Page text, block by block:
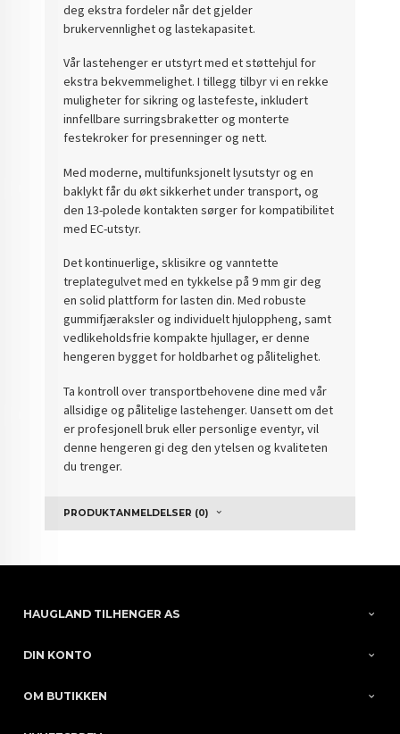
deg ekstra fordeler når det gjelder
brukervennlighet og lastekapasitet.
Vår lastehenger er utstyrt med et støttehjul for
ekstra bekvemmelighet. I tillegg tilbyr vi en rekke
muligheter for sikring og lastefeste, inkludert
innfellbare surringsbraketter og monterte
festekroker for presenninger og nett.
Med moderne, multifunksjonelt lysutstyr og en
baklykt får du økt sikkerhet under transport, og
den 13-polede kontakten sørger for kompatibilitet
med EC-utstyr.
Det kontinuerlige, sklisikre og vanntette
treplategulvet med en tykkelse på 9 mm gir deg
en solid plattform for lasten din. Med robuste
gummifjæraksler og individuelt hjuloppheng, samt
vedlikeholdsfrie kompakte hjullager, er denne
hengeren bygget for holdbarhet og pålitelighet.
Ta kontroll over transportbehovene dine med vår
allsidige og pålitelige lastehenger. Uansett om det
er profesjonell bruk eller personlige eventyr, vil
denne hengeren gi deg den ytelsen og kvaliteten
du trenger.
PRODUKTANMELDELSER (0)
HAUGLAND TILHENGER AS
DIN KONTO
OM BUTIKKEN